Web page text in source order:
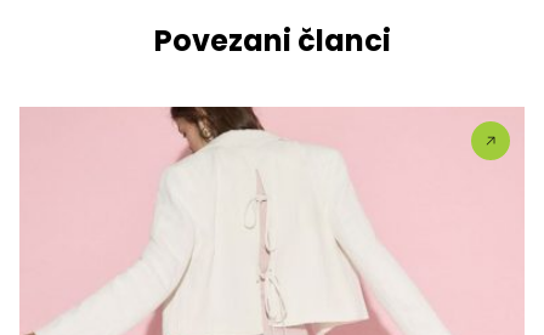
Povezani članci